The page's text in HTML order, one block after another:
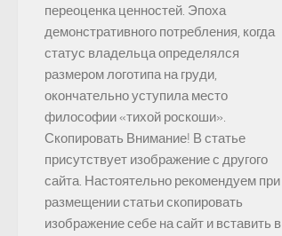
переоценка ценностей. Эпоха
демонстративного потребления, когда
статус владельца определялся
размером логотипа на груди,
окончательно уступила место
философии «тихой роскоши».
Скопировать Внимание! В статье
присутствует изображение с другого
сайта. Настоятельно рекомендуем при
размещении статьи скопировать
изображение себе на сайт и вставить в